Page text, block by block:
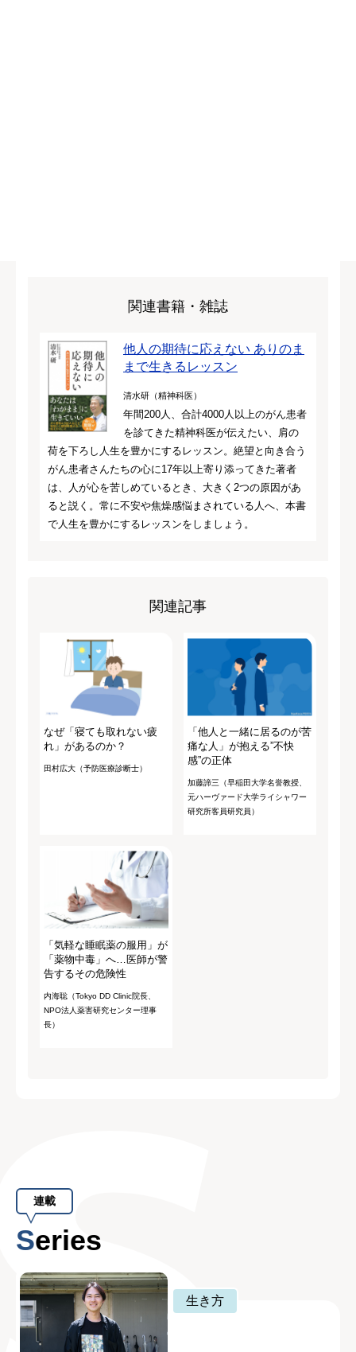
関連書籍・雑誌
他人の期待に応えない ありのま
まで生きるレッスン
清水研（精神科医）
年間200人、合計4000人以上のがん患者
を診てきた精神科医が伝えたい、肩の
荷を下ろし人生を豊かにするレッスン。絶望と向き合う
がん患者さんたちの心に17年以上寄り添ってきた著者
は、人が心を苦しめているとき、大きく2つの原因があ
ると説く。常に不安や焦燥感悩まされている人へ、本書
で人生を豊かにするレッスンをしましょう。
関連記事
なぜ「寝ても取れない疲
れ」があるのか？
田村広大（予防医療診断士）
「他人と一緒に居るのが苦
痛な人」が抱える”不快
感”の正体
加藤諦三（早稲田大学名誉教授、
元ハーヴァード大学ライシャワー
研究所客員研究員）
「気軽な睡眠薬の服用」が
「薬物中毒」へ…医師が警
告するその危険性
内海聡（Tokyo DD Clinic院長、
NPO法人薬害研究センター理事
長）
連載
Series
生き方